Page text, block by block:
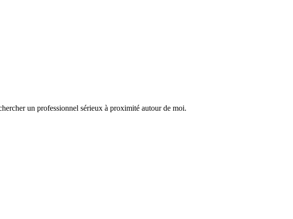
un professionnel sérieux à proximité autour de moi.